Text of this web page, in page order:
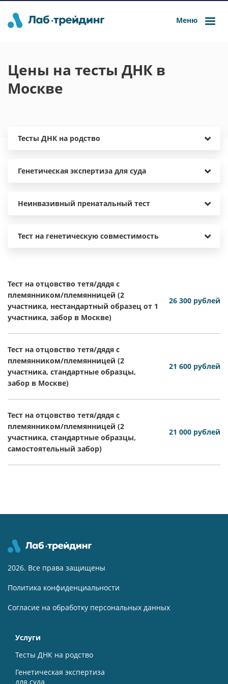
Меню
Цены на тесты ДНК в
Москве
Тесты ДНК на родство
Генетическая экспертиза для суда
Неинвазивный пренатальный тест
Тест на генетическую совместимость
Тест на отцовство тетя/дядя с
племянником/племянницей (2
участника, нестандартный образец от 1
участника, забор в Москве)
26 300 рублей
Тест на отцовство тетя/дядя с
племянником/племянницей (2
участника, стандартные образцы,
забор в Москве)
21 600 рублей
Тест на отцовство тетя/дядя с
племянником/племянницей (2
участника, стандартные образцы,
самостоятельный забор)
21 000 рублей
2026. Все права защищены
Политика конфиденциальности
Согласие на обработку персональных данных
Услуги
Тесты ДНК на родство
Генетическая экспертиза
для суда